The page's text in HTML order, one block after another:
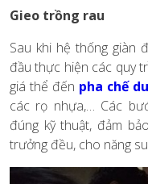
Gieo trồng rau
Sau khi hệ thống giàn
đầu thực hiện các quy
giá thể đến pha chế
các rọ nhựa,… Các
đúng kỹ thuật, đảm
trưởng đều, cho năng